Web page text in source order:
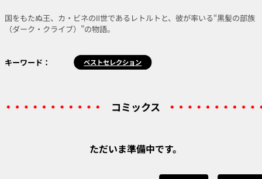
国をもたぬ王、カ・ビネのⅡ世であるレトルトと、彼が率いる“黒髪の部族
（ダーク・クライブ）”の物語。
キーワード： ベストセレクション
コミックス
ただいま準備中です。